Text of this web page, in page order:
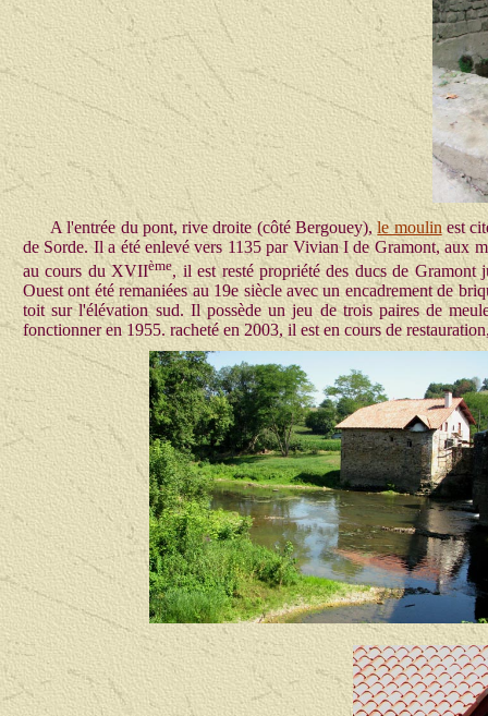
A l'entrée du pont, rive droite (côté Bergouey),le moulinest
de Sorde.Il a été enlevé vers 1135 par Vivian I de Gramont, aux
au cours du XVIIème, il est resté propriété des ducs de
Ouest ont été remaniées au 19e siècle avec un encadrement de
toit sur l'élévation sud. Il possède un jeu de trois paires de
fonctionner en 1955. racheté en 2003, il est en cours de